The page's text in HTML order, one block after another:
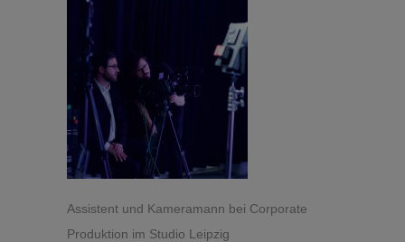
Assistent und Kameramann bei Corporate
Produktion im Studio Leipzig